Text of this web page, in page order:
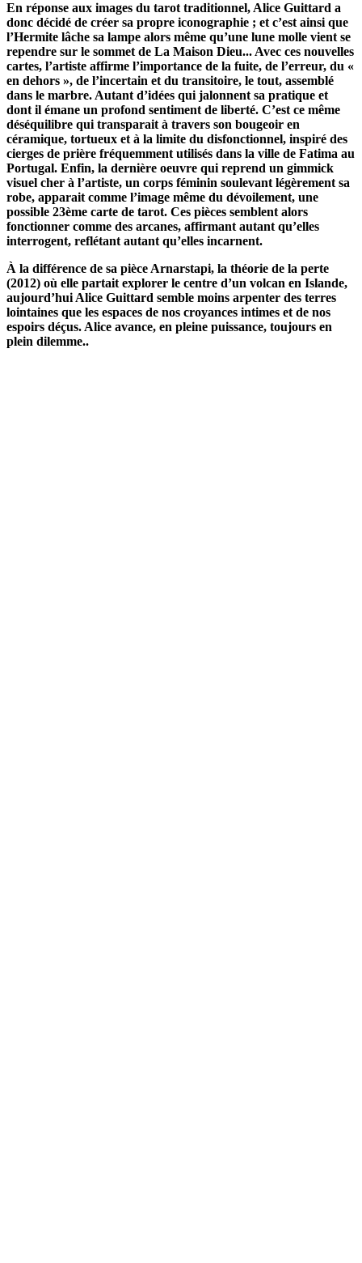
En réponse aux images du tarot traditionnel, Alice Guittard a
donc décidé de créer sa propre iconographie ; et c’est ainsi que
l’Hermite lâche sa lampe alors même qu’une lune molle vient se
rependre sur le sommet de La Maison Dieu... Avec ces nouvelles
cartes, l’artiste affirme l’importance de la fuite, de l’erreur, du «
en dehors », de l’incertain et du transitoire, le tout, assemblé
dans le marbre. Autant d’idées qui jalonnent sa pratique et
dont il émane un profond sentiment de liberté. C’est ce même
déséquilibre qui transparait à travers son bougeoir en
céramique, tortueux et à la limite du disfonctionnel, inspiré des
cierges de prière fréquemment utilisés dans la ville de Fatima au
Portugal. Enfin, la dernière oeuvre qui reprend un gimmick
visuel cher à l’artiste, un corps féminin soulevant légèrement sa
robe, apparait comme l’image même du dévoilement, une
possible 23ème carte de tarot. Ces pièces semblent alors
fonctionner comme des arcanes, affirmant autant qu’elles
interrogent, reflétant autant qu’elles incarnent.
À la différence de sa pièce Arnarstapi, la théorie de la perte
(2012) où elle partait explorer le centre d’un volcan en Islande,
aujourd’hui Alice Guittard semble moins arpenter des terres
lointaines que les espaces de nos croyances intimes et de nos
espoirs déçus. Alice avance, en pleine puissance, toujours en
plein dilemme..